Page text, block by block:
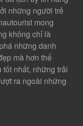
những người trẻ
mong
không chỉ là
những danh
mà hơn thế
nhất, những trải
ra ngoài những